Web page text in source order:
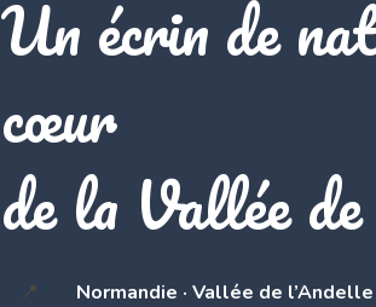
Un écrin de
cœur
de la Vallée
📍 Normandie · Vallée de l’Andelle